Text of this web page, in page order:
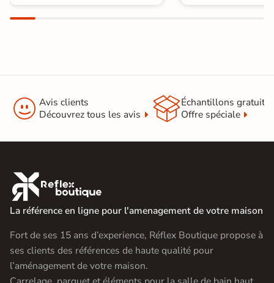
 Avis clients
Découvrez tous les avis
Échantillons gratuit
Offre spéciale

La référence en ligne pour l'amenagement de votre maison
Fort de ses 15 ans d’experience, Réflex Boutique propose à
ses clients des références de haute qualité pour
l’aménagement de votre maison.